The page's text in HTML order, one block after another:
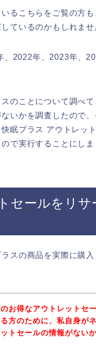
るこちらをご覧の方
ているのかもしれませ
2022年、2023年、
のことについて調べ
いかを調査したので
眠プラス アウトレッ
で実行することにしま
セールをリサ
スの商品を実際に購
お得なアウトレットセ
方のために、私自身が
トセールの情報がない